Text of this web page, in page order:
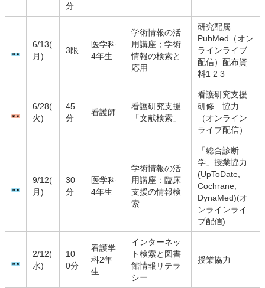
分
6/13(
月)
3限
医学科
4年生
学術情報の活
用講座；学術
情報の検索と
応用
研究配属
PubMed（オン
ラインライブ
配信）配布資
料1 2 3
6/28(
火)
45
分
看護師
看護研究支援
「文献検索」
看護研究支援
研修 協力
（オンライン
ライブ配信）
9/12(
月)
30
分
医学科
4年生
学術情報の活
用講座：臨床
支援の情報検
索
「総合診断
学」授業協力
(UpToDate,
Cochrane,
DynaMed)(オ
ンラインライ
ブ配信)
2/12(
水)
10
0分
看護学
科2年
生
インターネッ
ト検索と図書
館情報リテラ
シー
授業協力